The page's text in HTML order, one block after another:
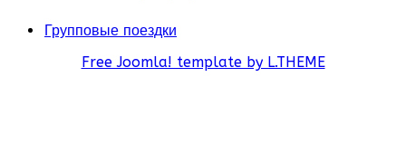
Групповые поездки
Free Joomla! template by L.THEME